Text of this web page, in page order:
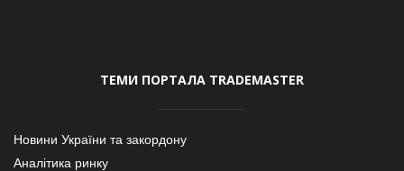
ТЕМИ ПОРТАЛА TRADEMASTER
Новини України та закордону
Аналітика ринку